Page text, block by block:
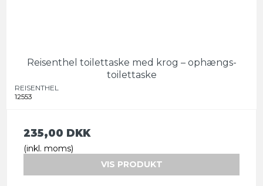
Reisenthel toilettaske med krog – ophængs-
toilettaske
REISENTHEL
12553
235,00 DKK
(inkl. moms)
VIS PRODUKT